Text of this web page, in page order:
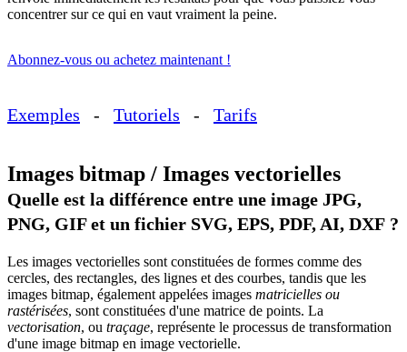
concentrer sur ce qui en vaut vraiment la peine.
Abonnez-vous ou achetez maintenant !
Exemples - Tutoriels - Tarifs
Images bitmap / Images vectorielles
Quelle est la différence entre une image JPG,
PNG, GIF et un fichier SVG, EPS, PDF, AI, DXF ?
Les images vectorielles sont constituées de formes comme des
cercles, des rectangles, des lignes et des courbes, tandis que les
images bitmap, également appelées images matricielles ou
rastérisées, sont constituées d'une matrice de points. La
vectorisation, ou traçage, représente le processus de transformation
d'une image bitmap en image vectorielle.